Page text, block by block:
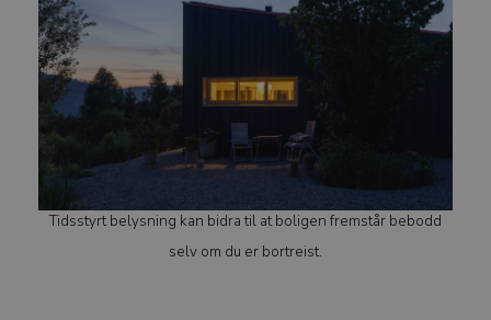
Tidsstyrt belysning kan bidra til at boligen fremstår bebodd
selv om du er bortreist.